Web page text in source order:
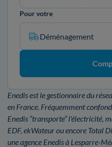
Pour votre
Déménagement
Enedis est le gestionnaire du
en France. Fréquemment
Enedis “transporte” l'électricité,
EDF, ekWateur ou encore Total
une agence Enedis à Lesparre-